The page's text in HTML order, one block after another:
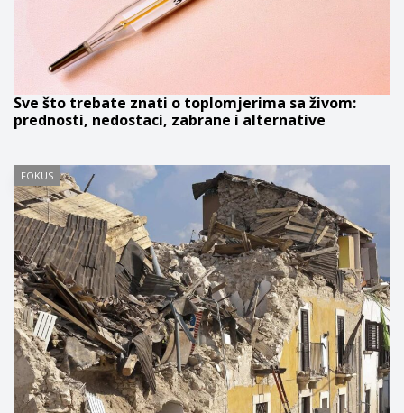
Sve što trebate znati o toplomjerima sa živom:
prednosti, nedostaci, zabrane i alternative
FOKUS